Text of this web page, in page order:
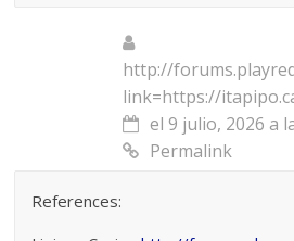
http://
link=https://
el 9 julio, 2026 a
Permalink
References: